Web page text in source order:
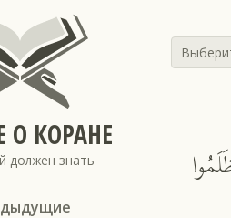
О КОРАНЕ
должен знать